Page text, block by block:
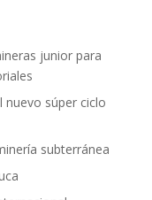
junior para
nuevo súper ciclo
subterránea